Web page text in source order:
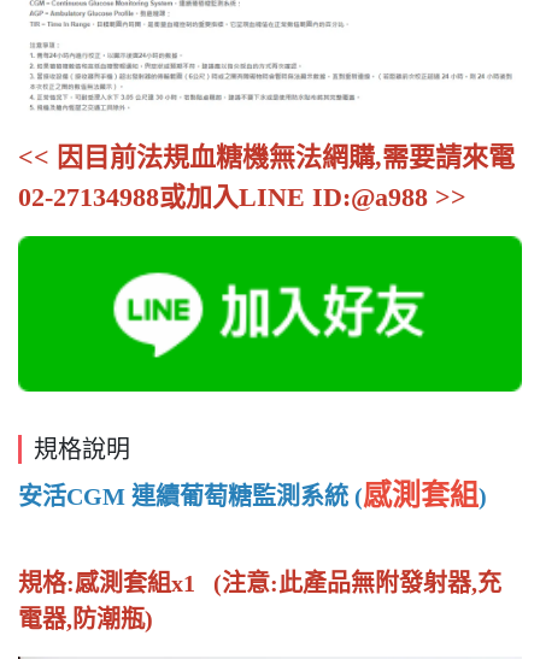
<< 因目前法規血糖機無法網購,需要請來電
02-27134988或加入LINE ID:@a988 >>
規格說明
安活CGM 連續葡萄糖監測系統 (感測套組)
規格:感測套組x1 (注意:此產品無附發射器,充
電器,防潮瓶)